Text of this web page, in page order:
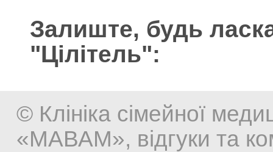
Залиште, будь
"Цілітель":
© Клініка сімейної
«МАВАМ», відгуки та